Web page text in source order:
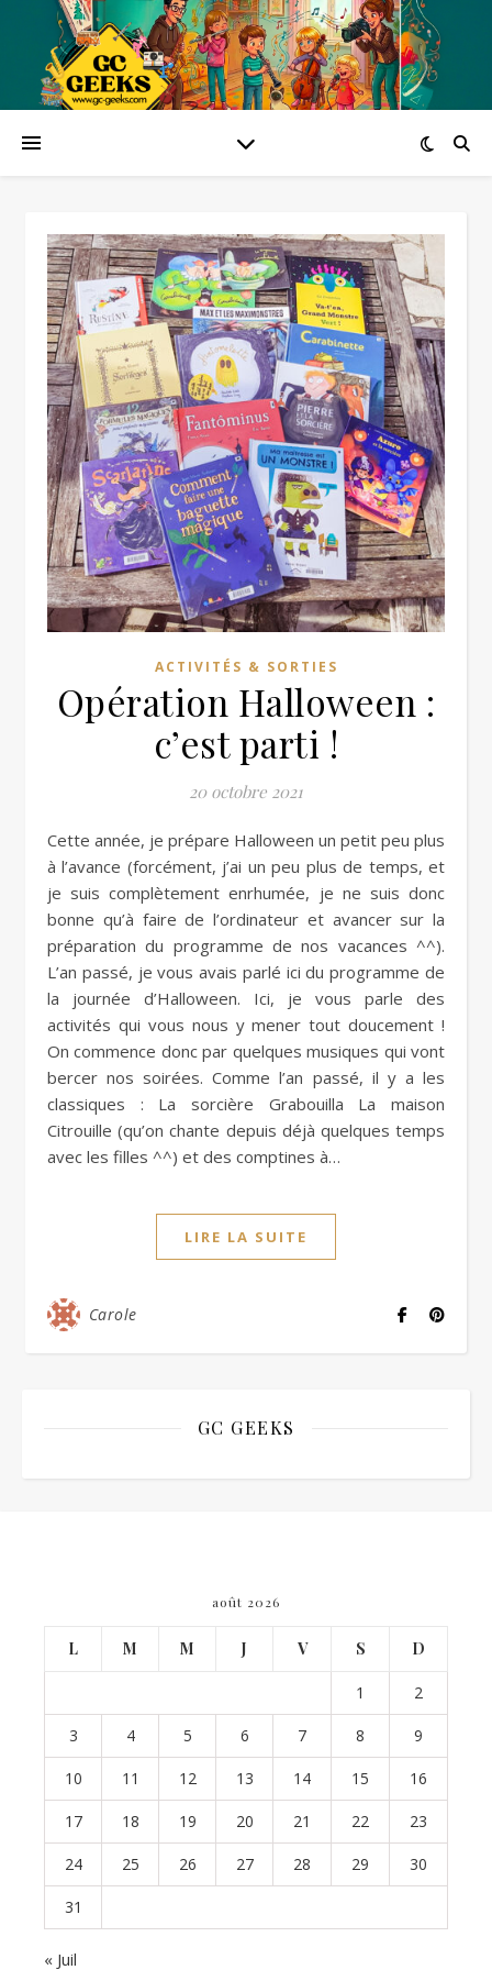
ACTIVITÉS & SORTIES
Opération Halloween :
c’est parti !
20 octobre 2021
Cette année, je prépare Halloween un petit peu plus
à l’avance (forcément, j’ai un peu plus de temps, et
je suis complètement enrhumée, je ne suis donc
bonne qu’à faire de l’ordinateur et avancer sur la
préparation du programme de nos vacances ^^).
L’an passé, je vous avais parlé ici du programme de
la journée d’Halloween. Ici, je vous parle des
activités qui vous nous y mener tout doucement !
On commence donc par quelques musiques qui vont
bercer nos soirées. Comme l’an passé, il y a les
classiques : La sorcière Grabouilla La maison
Citrouille (qu’on chante depuis déjà quelques temps
avec les filles ^^) et des comptines à…
LIRE LA SUITE
Carole
GC GEEKS
août 2026
L M M J V S D
1 2
3 4 5 6 7 8 9
10 11 12 13 14 15 16
17 18 19 20 21 22 23
24 25 26 27 28 29 30
31
« Juil